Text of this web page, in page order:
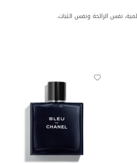
نفس الرائحة ونفس الثبات.